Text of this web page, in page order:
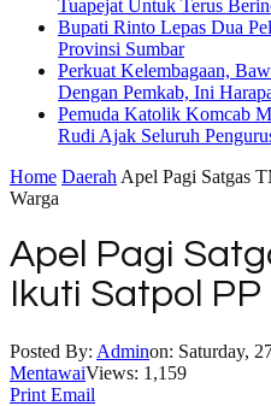
Tuapejat Untuk Terus
Bupati Rinto Lepas Dua
Provinsi Sumbar
Perkuat Kelembagaan,
Dengan Pemkab, Ini
Pemuda Katolik Komcab
Rudi Ajak Seluruh
Home Daerah Apel Pagi Satgas
Warga
Apel Pagi
Ikuti Satpol
Posted By: Adminon: Saturday,
MentawaiViews: 1,159
Print Email